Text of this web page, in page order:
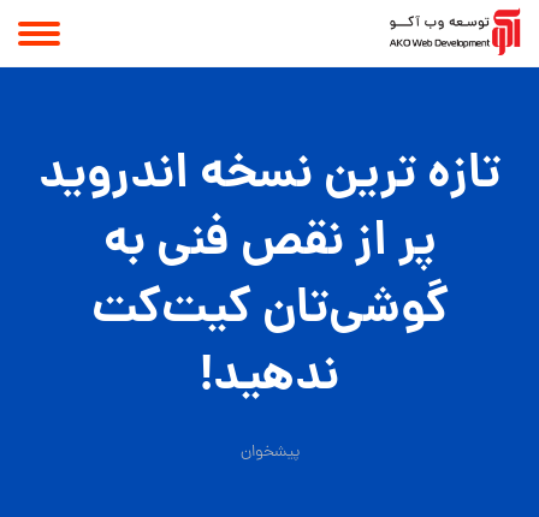
تازه ترین نسخه اندروید
پر از نقص فنی به
گوشی‌تان کیت‌کت
ندهید!
پیشخوان